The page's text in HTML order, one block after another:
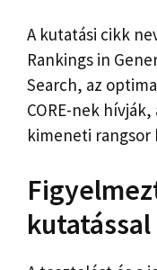
A kutatási cikk
Rankings in
Search, az
CORE-nek
kimeneti rangsor